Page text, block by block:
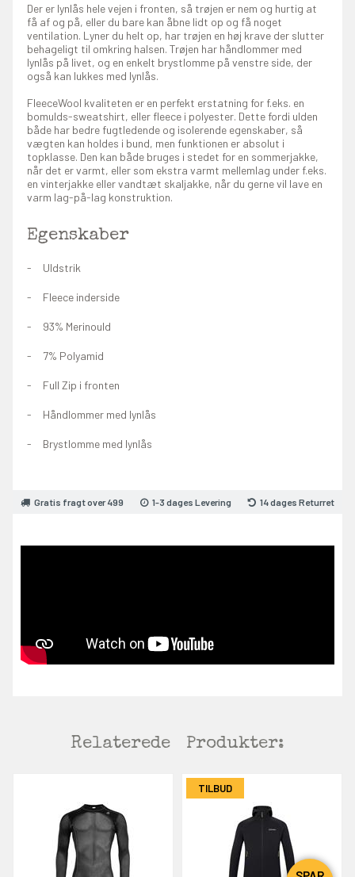
Der er lynlås hele vejen i fronten, så trøjen er nem og hurtig at
få af og på, eller du bare kan åbne lidt op og få noget
ventilation. Lyner du helt op, har trøjen en høj krave der slutter
behageligt til omkring halsen. Trøjen har håndlommer med
lynlås på livet, og en enkelt brystlomme på venstre side, der
også kan lukkes med lynlås.
FleeceWool kvaliteten er en perfekt erstatning for f.eks. en
bomulds-sweatshirt, eller fleece i polyester. Dette fordi ulden
både har bedre fugtledende og isolerende egenskaber, så
vægten kan holdes i bund, men funktionen er absolut i
topklasse. Den kan både bruges i stedet for en sommerjakke,
når det er varmt, eller som ekstra varmt mellemlag under f.eks.
en vinterjakke eller vandtæt skaljakke, når du gerne vil lave en
varm lag-på-lag konstruktion.
Egenskaber
Uldstrik
Fleece inderside
93% Merinould
7% Polyamid
Full Zip i fronten
Håndlommer med lynlås
Brystlomme med lynlås
Gratis fragt over 499 1-3 dages Levering 14 dages Returret
Relaterede Produkter:
TILBUD